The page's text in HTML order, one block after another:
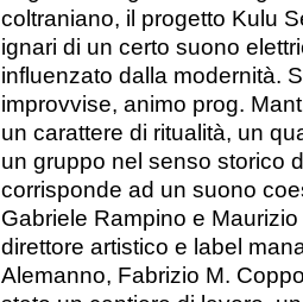
coltraniano, il progetto Kulu
ignari di un certo suono
influenzato dalla modernità.
improvvise, animo prog.
un carattere di ritualità, un
un gruppo nel senso storico
corrisponde ad un suono
Gabriele Rampino e
direttore artistico e label
Alemanno, Fabrizio M.